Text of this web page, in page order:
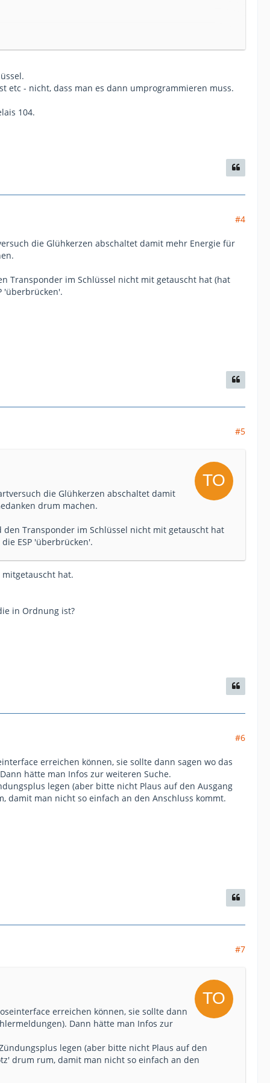
etc - nicht, dass man es dann umprogrammieren muss.
104.
#4
die Glühkerzen abschaltet damit mehr Energie für
Transponder im Schlüssel nicht mit getauscht hat (hat
'überbrücken'.
#5
die Glühkerzen abschaltet damit
drum machen.
Transponder im Schlüssel nicht mit getauscht hat
ESP 'überbrücken'.
mitgetauscht hat.
in Ordnung ist?
#6
erreichen können, sie sollte dann sagen wo das
hätte man Infos zur weiteren Suche.
legen (aber bitte nicht Plaus auf den Ausgang
damit man nicht so einfach an den Anschluss kommt.
#7
erreichen können, sie sollte dann
Dann hätte man Infos zur
legen (aber bitte nicht Plaus auf den
drum rum, damit man nicht so einfach an den